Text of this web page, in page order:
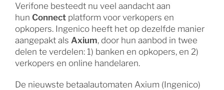
Verifone besteedt nu veel aandacht aan
hun Connectplatform voor verkopers en
opkopers. Ingenico heeft het op dezelfde manier
aangepakt als Axium, door hun aanbod in twee
delen te verdelen: 1) banken en opkopers, en 2)
verkopers en online handelaren.
De nieuwste betaalautomaten Axium (Ingenico)